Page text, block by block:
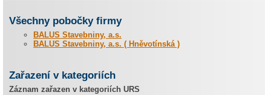
Všechny pobočky firmy
BALUS Stavebniny, a.s.
BALUS Stavebniny, a.s. ( Hněvotínská )
Zařazení v kategoriích
Záznam zařazen v kategoriích URS